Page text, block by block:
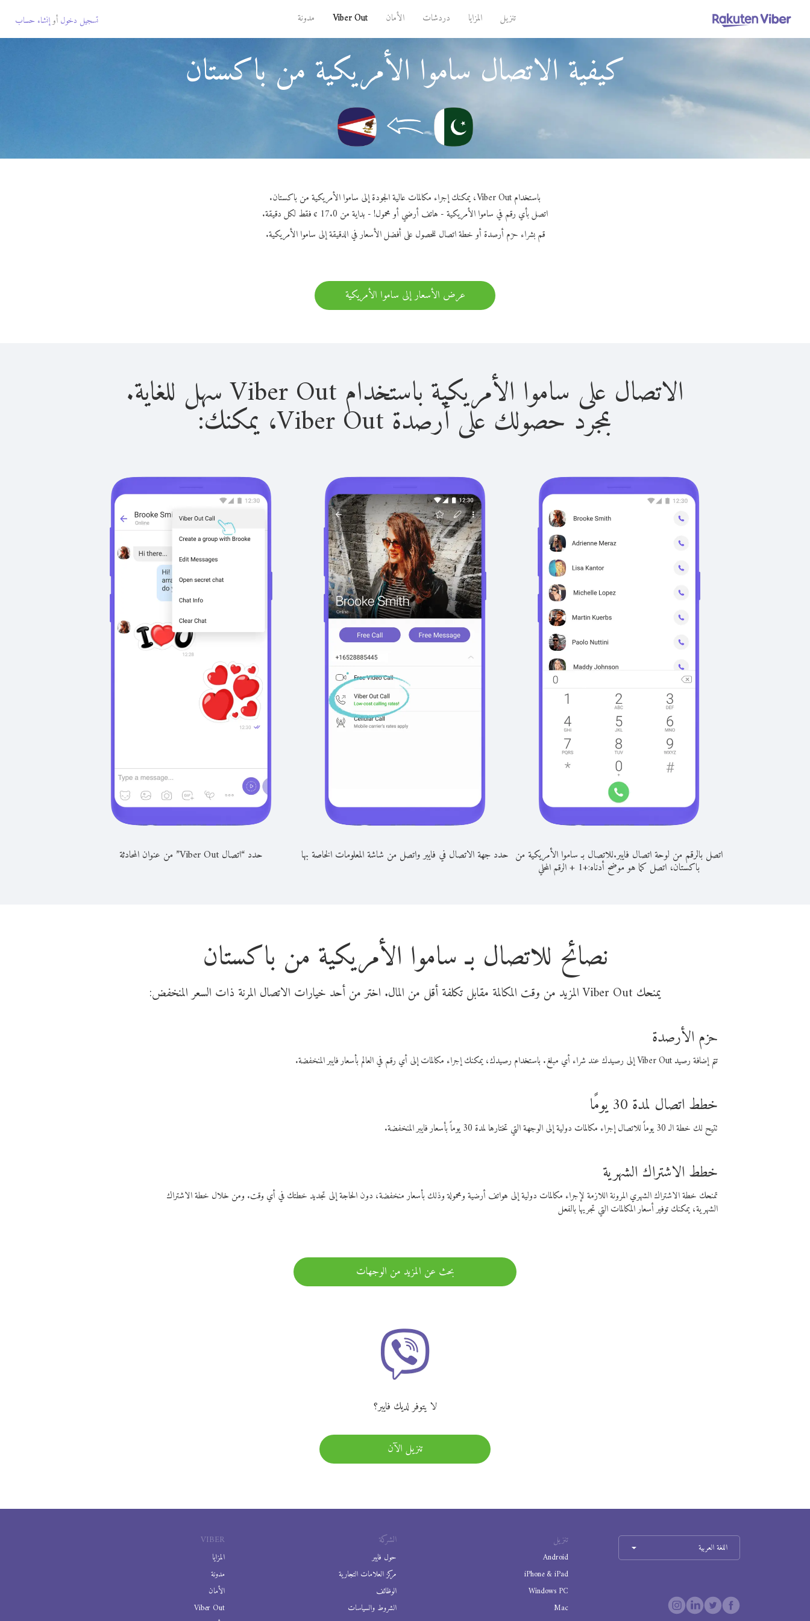
تنزيل المزايا دردشات الأمان Viber Out مدونة تسجيل دخول أوإنشاء حساب
كيفية الاتصال ساموا الأمريكية من باكستان
باستخدام Viber Out، يمكنك إجراء مكالمات عالية الجودة إلى ساموا الأمريكية من باكستان.
اتصل بأي رقم في ساموا الأمريكية - هاتف أرضي أو محمول! - بداية من 17.0 ¢ فقط لكل دقيقة.
قم بشراء حزم أرصدة أو خطة اتصال للحصول على أفضل الأسعار في الدقيقة إلى ساموا الأمريكية.
عرض الأسعار إلى ساموا الأمريكية
الاتصال على ساموا الأمريكية باستخدام Viber Out سهل للغاية.
بمجرد حصولك على أرصدة Viber Out، يمكنك:
اتصل بالرقم من لوحة اتصال فايبر.للاتصال بـ ساموا الأمريكية من
باكستان، اتصل كما هو موضح أدناه:+
1
+الرقم المحلي
حدد جهة الاتصال في فايبر واتصل من شاشة المعلومات الخاصة بها حدد “اتصال Viber Out” من عنوان المحادثة
نصائح للاتصال بـ ساموا الأمريكية من باكستان
يمنحك Viber Out المزيد من وقت المكالمة مقابل تكلفة أقل من المال. اختر من أحد خيارات الاتصال المرنة ذات السعر المنخفض:
حزم الأرصدة
تتم إضافة رصيد Viber Out إلى رصيدك عند شراء أي مبلغ. باستخدام رصيدك، يمكنك إجراء مكالمات إلى أي رقم في العالم بأسعار فايبر المنخفضة.
خطط اتصال لمدة 30 يومًا
تتيح لك خطة الـ 30 يوماً للاتصال إجراء مكالمات دولية إلى الوجهة التي تختارها لمدة 30 يوماً بأسعار فايبر المنخفضة.
خطط الاشتراك الشهرية
تمنحك خطة الاشتراك الشهري المرونة اللازمة لإجراء مكالمات دولية إلى هواتف أرضية ومحمولة وذلك بأسعار منخفضة، دون الحاجة إلى تجديد خطتك في أي وقت. ومن خلال خطة الاشتراك
الشهرية، يمكنك توفير أسعار المكالمات التي تجريها بالفعل
بحث عن المزيد من الوجهات
لا يتوفر لديك فايبر؟
تنزيل الآن
VIBER
المزايا
مدونة
الأمان
Viber Out
الشركة
حول فايبر
مركز العلامات التجارية
الوظائف
الشروط والسياسات
تنزيل
Android
iPhone & iPad
Windows PC
Mac
اللغة العربية